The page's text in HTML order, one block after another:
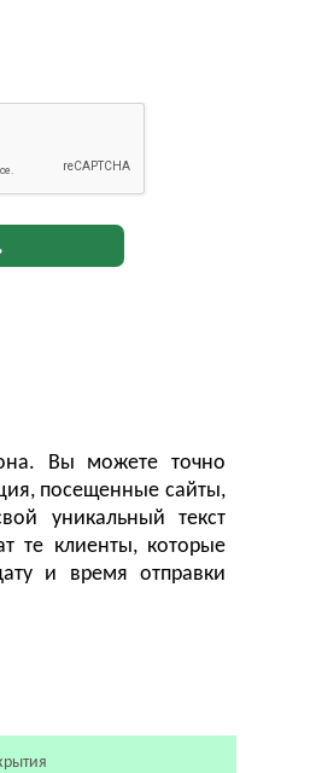
Вы можете точно
посещенные сайты,
уникальный текст
те клиенты, которые
и время отправки